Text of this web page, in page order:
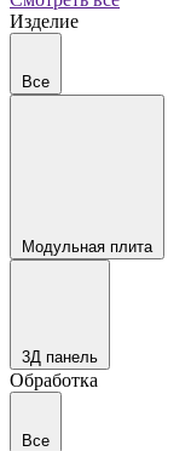
Изделие
Все
Модульная плита
3Д панель
Обработка
Все